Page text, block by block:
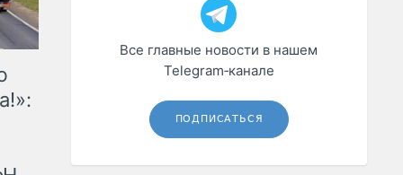
Все главные новости в нашем
Telegram‑канале
ПОДПИСАТЬСЯ